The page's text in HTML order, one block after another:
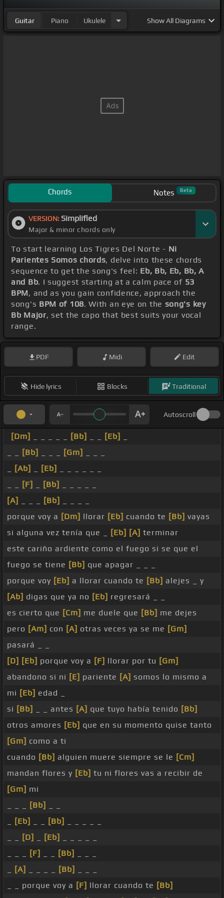
Guitar Piano Ukulele ShowAll Diagrams
Chords Notes Beta
VERSION: Simplified
Major & minor chords only
To start learning Los Tigres Del Norte - Ni
Parientes Somos chords, delve into these chords
sequence to get the song's feel: Eb, Bb, Eb, Bb, A
and Bb. I suggest starting at a calm pace of 53
BPM, and as you gain confidence, approach the
song's BPM of 108. With an eye on the song's key
Bb Major, set the capo that best suits your vocal
range.
PDF Midi Edit
Hide lyrics Blocks Traditional
Autoscroll
[Dm] [Bb] [Eb]
[Bb] [Gm]
[Ab] [Eb]
[F] [Bb]
[A]
[Bb]
porque voy a [Dm] llorar [Eb] cuando te [Bb] vayas
si alguna vez tenía que _
[Eb] [A] terminar
este cariño ardiente como el fuego si se que el
fuego se tiene [Bb] que apagar _ _ _
porque voy [Eb] a llorar cuando te [Bb] alejes _ y
[Ab] digas que ya no [Eb] regresará _ _
es cierto que [Cm] me duele que [Bb] me dejes
pero [Am] con [A] otras veces ya se me [Gm]
pasará _ _
[D] [Eb] porque voy a [F] llorar por tu [Gm]
abandono si ni [E] pariente [A] somos lo mismo a
mi [Eb] edad _
si [Bb] _ _ antes [A] que tuyo había tenido [Bb]
otros amores [Eb] que en su momento quise tanto
[Gm] como a ti
cuando [Bb] alguien muere siempre se le [Cm]
mandan flores y [Eb] tu ni flores vas a recibir de
[Gm] mi
[Bb]
[Eb] [Bb]
[D] [Eb]
[F] [Bb]
[A] [Bb]
_ _ porque voy a [F] llorar cuando te [Bb]